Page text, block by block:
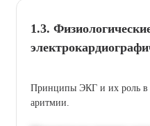
1.3.
Принципы ЭКГ и их роль в
аритмии.